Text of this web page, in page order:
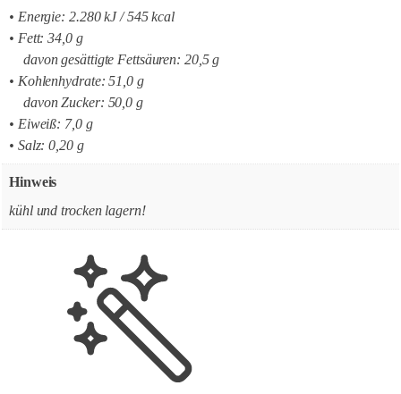
• Energie: 2.280 kJ / 545 kcal
• Fett: 34,0 g
davon gesättigte Fettsäuren: 20,5 g
• Kohlenhydrate: 51,0 g
davon Zucker: 50,0 g
• Eiweiß: 7,0 g
• Salz: 0,20 g
Hinweis
kühl und trocken lagern!